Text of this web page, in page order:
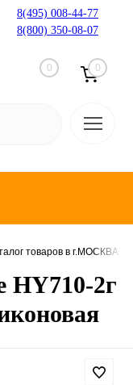
8(495) 008-44-77
8(800) 350-08-07
0 0
товаров в г.МОСКВА
HY710-2г